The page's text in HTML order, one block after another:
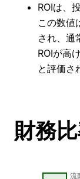
ROIは、
この数値
され、通
ROIが高
と評価さ
財務